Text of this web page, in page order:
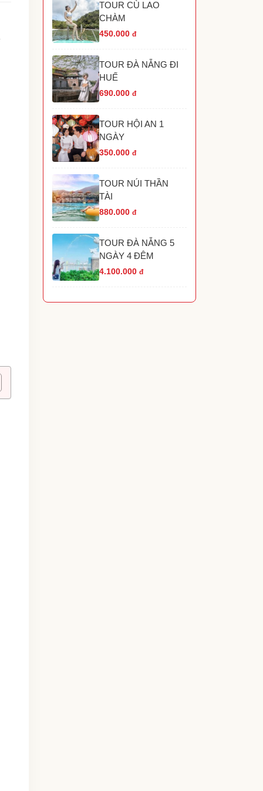
HÒN MÓNG TAY PHÚ QUỐC
HÒN THƠM PHÚ QUỐC
THAM QUAN GRAND WORLD PHÚ
HANG RÁI VĨNH HY NHA TRANG
THÁC YANG BAY NHA TRANG
TOUR CÙ LAO
CHÀM
450.000 đ
TOUR ĐÀ NẴNG ĐI
HUẾ
690.000 đ
TOUR HỘI AN 1
NGÀY
350.000 đ
TOUR NÚI THẦN
TÀI
880.000 đ
TOUR ĐÀ NẴNG 5
NGÀY 4 ĐÊM
4.100.000 đ